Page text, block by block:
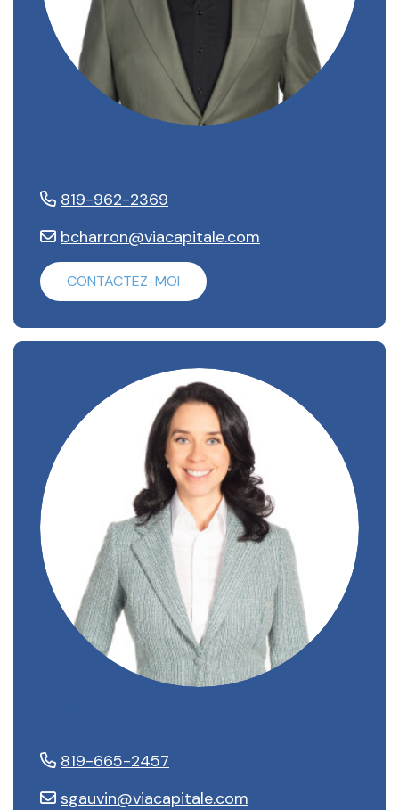
819-962-2369
bcharron@viacapitale.com
CONTACTEZ-MOI
819-665-2457
sgauvin@viacapitale.com